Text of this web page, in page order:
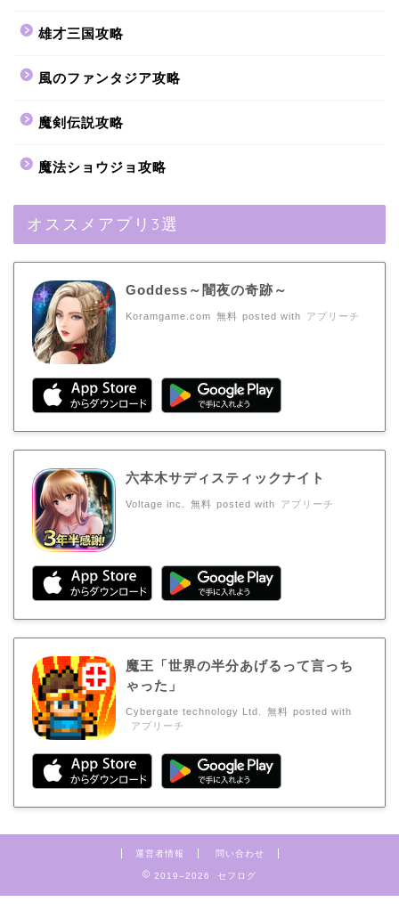
雄才三国攻略
風のファンタジア攻略
魔剣伝説攻略
魔法ショウジョ攻略
オススメアプリ3選
Goddess～闇夜の奇跡～
Koramgame.com 無料 posted with アプリーチ
六本木サディスティックナイト
Voltage inc. 無料 posted with アプリーチ
魔王「世界の半分あげるって言っち
ゃった」
Cybergate technology Ltd. 無料 posted with
アプリーチ
運営者情報 問い合わせ
2019–2026 セフログ